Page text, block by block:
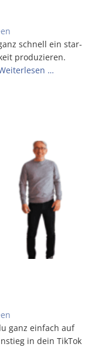
schnell ein star­
pro­du­zie­ren.
…
ganz ein­fach auf
in dein Tik­Tok